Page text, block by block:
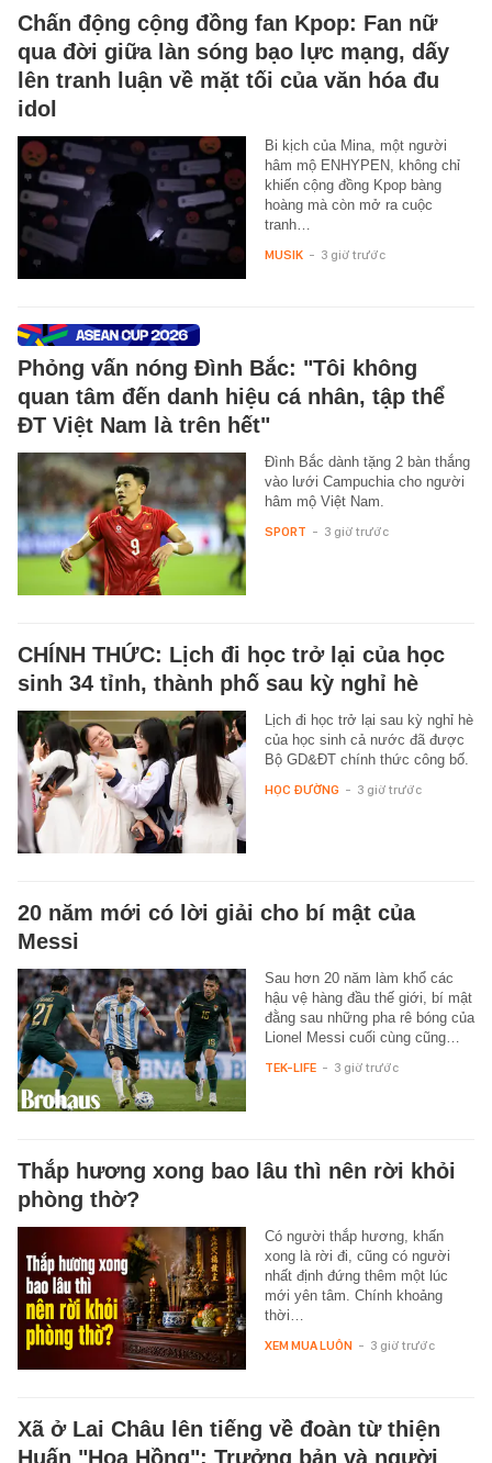
Chấn động cộng đồng fan Kpop: Fan nữ
qua đời giữa làn sóng bạo lực mạng, dấy
lên tranh luận về mặt tối của văn hóa đu
idol
Bi kịch của Mina, một người
hâm mộ ENHYPEN, không chỉ
khiến cộng đồng Kpop bàng
hoàng mà còn mở ra cuộc
tranh…
MUSIK - 3 giờ trước
Phỏng vấn nóng Đình Bắc: "Tôi không
quan tâm đến danh hiệu cá nhân, tập thể
ĐT Việt Nam là trên hết"
Đình Bắc dành tặng 2 bàn thắng
vào lưới Campuchia cho người
hâm mộ Việt Nam.
SPORT - 3 giờ trước
CHÍNH THỨC: Lịch đi học trở lại của học
sinh 34 tỉnh, thành phố sau kỳ nghỉ hè
Lịch đi học trở lại sau kỳ nghỉ hè
của học sinh cả nước đã được
Bộ GD&ĐT chính thức công bố.
HỌC ĐƯỜNG - 3 giờ trước
20 năm mới có lời giải cho bí mật của
Messi
Sau hơn 20 năm làm khổ các
hậu vệ hàng đầu thế giới, bí mật
đằng sau những pha rê bóng của
Lionel Messi cuối cùng cũng…
TEK-LIFE - 3 giờ trước
Thắp hương xong bao lâu thì nên rời khỏi
phòng thờ?
Có người thắp hương, khấn
xong là rời đi, cũng có người
nhất định đứng thêm một lúc
mới yên tâm. Chính khoảng
thời…
XEM MUA LUÔN - 3 giờ trước
Xã ở Lai Châu lên tiếng về đoàn từ thiện
Huấn "Hoa Hồng": Trưởng bản và người